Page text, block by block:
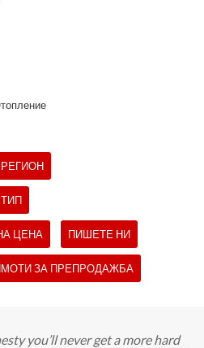
ЦЕНА ПИШЕТЕ НИ
ЗА ПРЕПРОДАЖБА
you’ll never get a more hard